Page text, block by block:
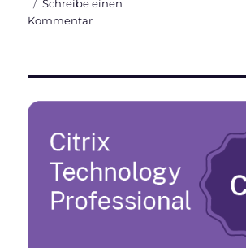
Schreibe einen
Kommentarzu
Virtual
and
7
1811